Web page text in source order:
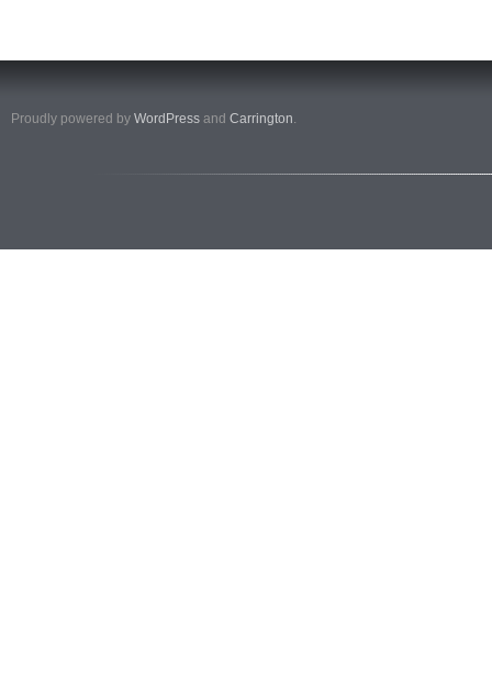
Proudly powered by WordPress and Carrington.